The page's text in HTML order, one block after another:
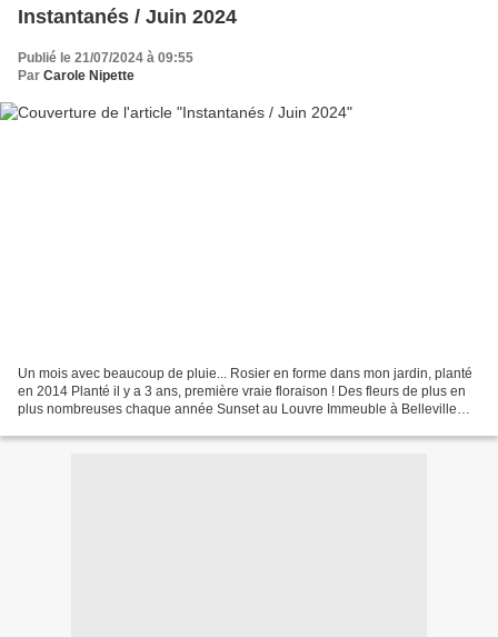
Instantanés / Juin 2024
Publié le 21/07/2024 à 09:55
Par Carole Nipette
Un mois avec beaucoup de pluie... Rosier en forme dans mon jardin, planté
en 2014 Planté il y a 3 ans, première vraie floraison ! Des fleurs de plus en
plus nombreuses chaque année Sunset au Louvre Immeuble à Belleville